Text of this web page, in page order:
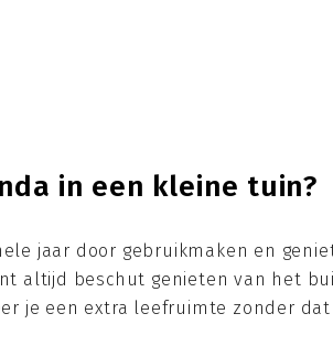
in een kleine tuin?
jaar door gebruikmaken en
altijd beschut genieten van het
je een extra leefruimte zonder